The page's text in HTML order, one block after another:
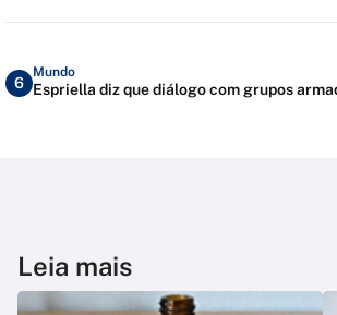
6
Mundo
Espriella diz que diálogo com grupos
Leia mais